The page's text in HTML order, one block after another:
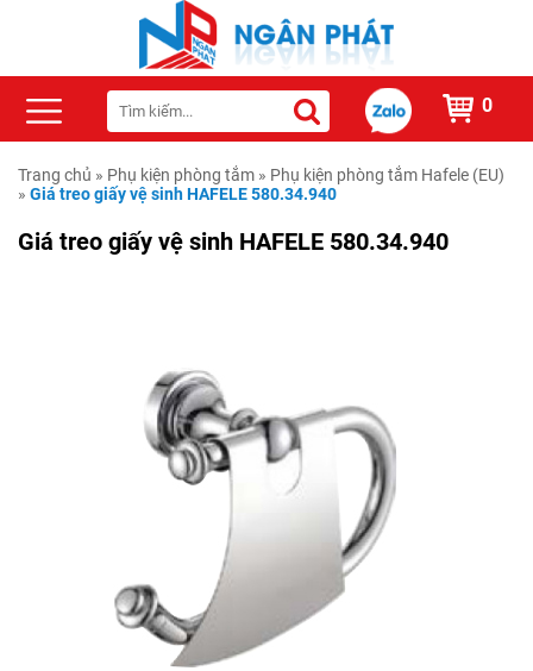
0
Trang chủ » Phụ kiện phòng tắm » Phụ kiện phòng tắm Hafele (EU)
» Giá treo giấy vệ sinh HAFELE 580.34.940
Giá treo giấy vệ sinh HAFELE 580.34.940